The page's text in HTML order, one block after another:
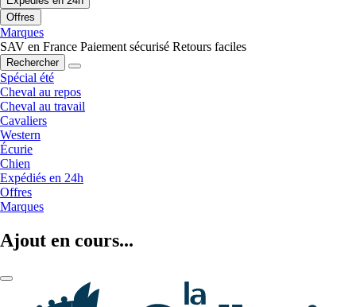
Offres
Marques
SAV en France Paiement sécurisé Retours faciles
Rechercher
Spécial été
Cheval au repos
Cheval au travail
Cavaliers
Western
Écurie
Chien
Expédiés en 24h
Offres
Marques
Ajout en cours...